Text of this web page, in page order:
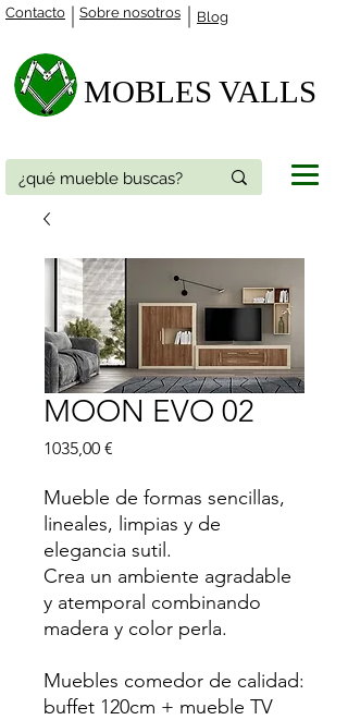
Contacto Blog
Sobre nosotros
MOBLES VALLS​
MOON EVO 02
1035,00 €
Mueble de formas sencillas,
lineales, limpias y de
elegancia sutil.
Crea un ambiente agradable
y atemporal combinando
madera y color perla.
Muebles comedor de calidad:
buffet 120cm + mueble TV